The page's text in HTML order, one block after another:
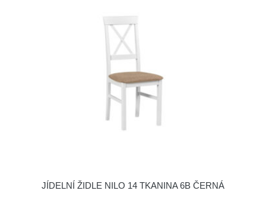
JÍDELNÍ ŽIDLE NILO 14 TKANINA 6B ČERNÁ